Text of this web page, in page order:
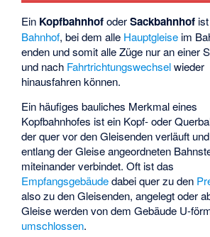
Ein KopfbahnhofoderSackbahnhof
Bahnhof, bei dem alle Hauptgleise im
enden und somit alle Züge nur an einer
und nach Fahrtrichtungswechselwieder
hinausfahren können.
Ein häufiges bauliches Merkmal eines
Kopfbahnhofes ist ein Kopf- oder
der quer vor den Gleisenden verläuft
entlang der Gleise angeordneten
miteinander verbindet. Oft ist das
Empfangsgebäudedabei quer zu den
also zu den Gleisenden, angelegt oder
Gleise werden von dem Gebäude U-
umschlossen.